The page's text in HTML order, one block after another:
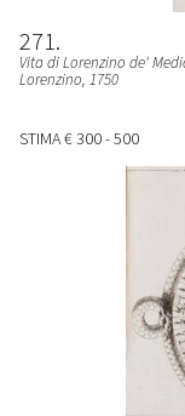
271
Vita di Lorenzino de'
Lorenzino, 1750
STIMA€ 300 - 500